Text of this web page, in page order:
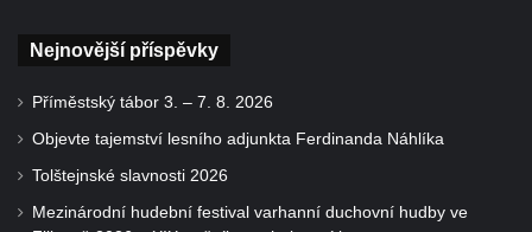
Nejnovější příspěvky
Příměstský tábor 3. – 7. 8. 2026
Objevte tajemství lesního adjunkta Ferdinanda Náhlíka
Tolštejnské slavnosti 2026
Mezinárodní hudební festival varhanní duchovní hudby ve